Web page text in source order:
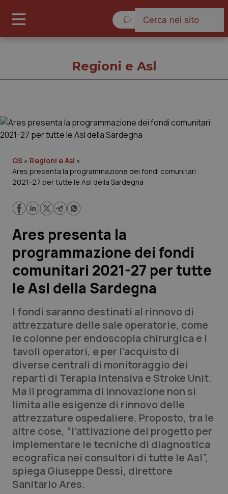
Governo e Parlamento
Regioni e Asl
Lavoro e Professioni
Scienza e Farmaci
Studi e Analisi
Lettere al direttore
Edizioni Regionali
QS Pro
Professionisti Sanitari.AI
Abruzzo
Basilicata
Calabria
Campania
QS Pro Gold
Artrite & artrosi
Asma & BPCO
Car-T
QS Club Newsletter
Regioni e Asl
QS » Regioni e Asl »
Ares presenta la programmazione dei fondi comunitari
2021-27 per tutte le Asl della Sardegna
Ares presenta la
programmazione dei fondi
comunitari 2021-27 per tutte
le Asl della Sardegna
I fondi saranno destinati al rinnovo di
attrezzature delle sale operatorie, come
le colonne per endoscopia chirurgica e i
tavoli operatori, e per l’acquisto di
diverse centrali di monitoraggio dei
reparti di Terapia Intensiva e Stroke Unit.
Ma il programma di innovazione non si
limita alle esigenze di rinnovo delle
attrezzature ospedaliere. Proposto, tra le
altre cose, “l’attivazione del progetto per
implementare le tecniche di diagnostica
ecografica nei consultori di tutte le Asl”,
spiega Giuseppe Dessì, direttore
Sanitario Ares.